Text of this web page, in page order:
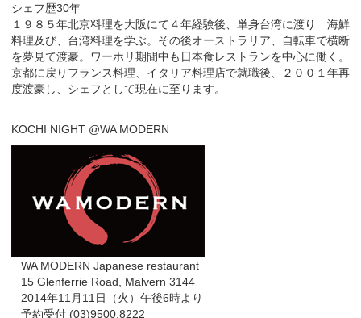
シェフ歴30年
１９８５年北京料理を大阪にて４年経験後、単身台湾に渡り 海鮮
料理及び、台湾料理を学ぶ。その後オーストラリア、自転車で横断
を夢見て渡豪。ワーホリ期間中も日本食レストランを中心に働く。
京都に戻りフランス料理、イタリア料理店で就職後、２００１年再
度渡豪し、シェフとして現在に至ります。
KOCHI NIGHT @WA MODERN
WA MODERN Japanese restaurant
15 Glenferrie Road, Malvern 3144
2014年11月11日（火）午後6時より
予約受付 (03)9500.8222